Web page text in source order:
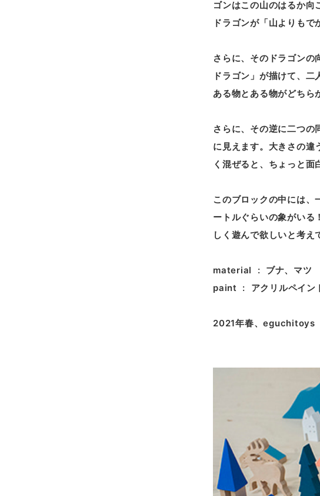
ゴンはこの山のはるか向
ドラゴンが「山よりもで
さらに、そのドラゴンの
ドラゴン」が描けて、
ある物とある物がどちら
さらに、その逆に二つの
に見えます。大きさの違
く混ぜると、ちょっと面
このブロックの中には、
ートルぐらいの象がいる
しく遊んで欲しいと考え
material : ブナ、マツ
paint : アクリルペイン
2021年春、eguchitoys